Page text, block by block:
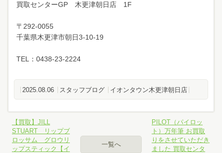
買取センターGP 木更津朝日店 1F
〒292-0055
千葉県木更津市朝日3-10-19
TEL：0438-23-2224
2025.08.06 スタッフブログ イオンタウン木更津朝日店
【買取】JILL
STUART リップブ
ロッサム グロウリ
ップスティック【イ
一覧へ
PILOT（パイロッ
ト）万年筆 お買取
りをさせていただき
ました 買取センタ